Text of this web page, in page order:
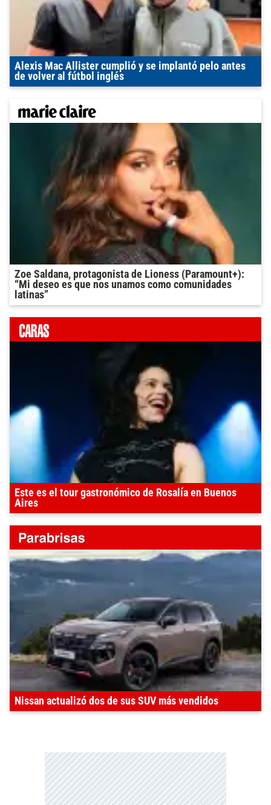
Alexis Mac Allister cumplió y se implantó pelo antes
de volver al fútbol inglés
Zoe Saldana, protagonista de Lioness (Paramount+):
“Mi deseo es que nos unamos como comunidades
latinas”
Este es el tour gastronómico de Rosalía en Buenos
Aires
Nissan actualizó dos de sus SUV más vendidos